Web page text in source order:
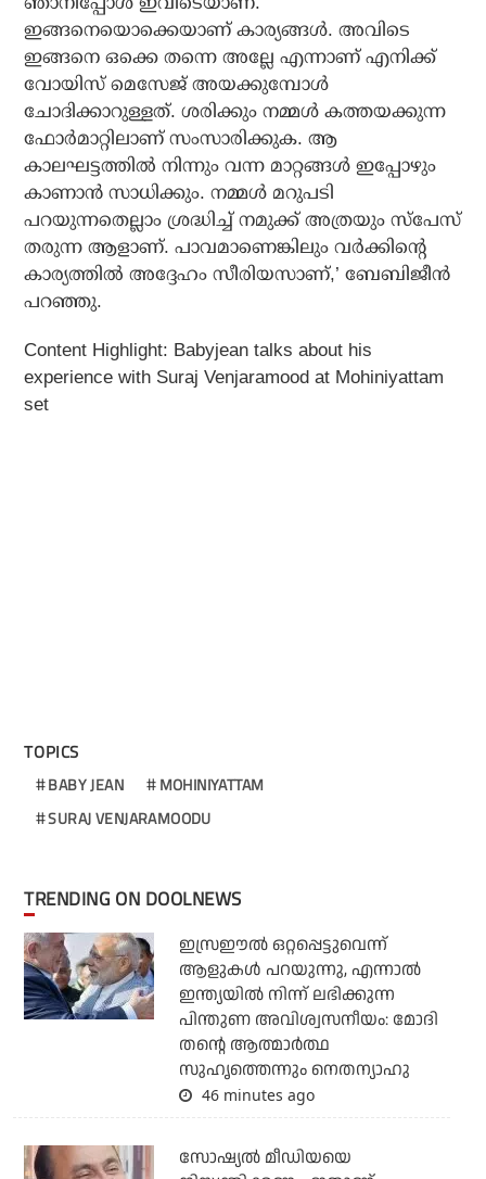
ഇങ്ങനെയൊക്കെയാണ് കാര്യങ്ങള്‍. അവിടെ
ഇങ്ങനെ ഒക്കെ തന്നെ അല്ലേ എന്നാണ് എനിക്ക്
വോയിസ് മെസേജ് അയക്കുമ്പോള്‍
ചോദിക്കാറുള്ളത്. ശരിക്കും നമ്മള്‍ കത്തയക്കുന്ന
ഫോര്‍മാറ്റിലാണ് സംസാരിക്കുക. ആ
കാലഘട്ടത്തില്‍ നിന്നും വന്ന മാറ്റങ്ങള്‍ ഇപ്പോഴും
കാണാന്‍ സാധിക്കും. നമ്മള്‍ മറുപടി
പറയുന്നതെല്ലാം ശ്രദ്ധിച്ച് നമുക്ക് അത്രയും സ്‌പേസ്
തരുന്ന ആളാണ്. പാവമാണെങ്കിലും വര്‍ക്കിന്റെ
കാര്യത്തില്‍ അദ്ദേഹം സീരിയസാണ്,’ ബേബിജീന്‍
പറഞ്ഞു.
Content Highlight: Babyjean talks about his
experience with Suraj Venjaramood at Mohiniyattam
set
TOPICS
BABY JEAN
MOHINIYATTAM
SURAJ VENJARAMOODU
TRENDING ON DOOLNEWS
ഇസ്രഈല്‍ ഒറ്റപ്പെട്ടുവെന്ന്
ആളുകള്‍ പറയുന്നു, എന്നാല്‍
ഇന്ത്യയില്‍ നിന്ന് ലഭിക്കുന്ന
പിന്തുണ അവിശ്വസനീയം: മോദി
തന്റെ ആത്മാര്‍ത്ഥ
സുഹൃത്തെന്നും നെതന്യാഹു
46 minutes ago
സോഷ്യല്‍ മീഡിയയെ